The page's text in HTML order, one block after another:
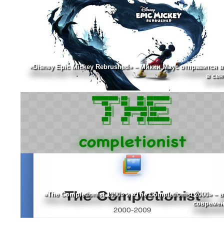
«Disney Epic Mickey Rebrushed» – Микки Маус отправится
в
«The Completionist 1990» и «The Completionist 2000» –